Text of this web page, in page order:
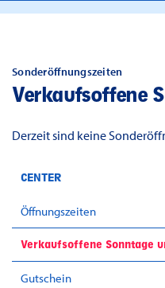
Sonderöffnungszeiten
Verkaufsoffene
Derzeit sind keine
CENTER
Öffnungszeiten
Verkaufsoffene Sonntage
Gutschein